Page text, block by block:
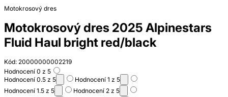
Motokrosový dres
Motokrosový dres 2025 Alpinestars
Fluid Haul bright red/black
Kód: 20000000002219
Hodnocení 0 z 5
Hodnocení 0.5 z 5
Hodnocení 1 z 5
Hodnocení 1.5 z 5
Hodnocení 2 z 5